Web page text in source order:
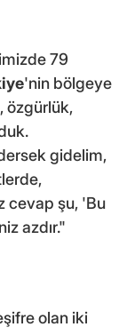
79
'nin bölgeye
özgürlük,
gidelim,
cevap şu, 'Bu
azdır."
olan iki